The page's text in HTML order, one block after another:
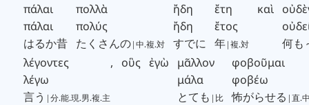
πάλαι
πάλαι
はるか昔
πολλὰ
πολύς
たくさんの|中.複.対
ἤδη
ἤδη
すでに
ἔτη
ἔτος
年|複.対
καὶ
何も
λέγοντες
λέγω
言う |分.能.現.男.複.主
, οὓς ἐγὼ
μᾶλλον
μάλα
とても |比
φοβοῦμαι
φοβέω
怖がらせる |直.